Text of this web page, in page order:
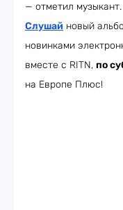
— отметил музыкант.
Слушай новый
новинками
вместе с RITN, по
на Европе Плюс!​